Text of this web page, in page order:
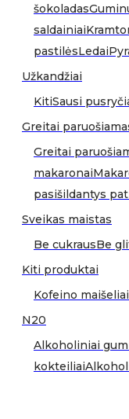
šokoladas
saldainiai
pastilėsLedai
Užkandžiai
KitiSausi
Greitai
Greitai
makaronai
pasišildantys
Sveikas maistas
Be cukrausBe
Kiti produktai
Kofeino maišeliai
N20
Alkoholiniai
kokteiliai